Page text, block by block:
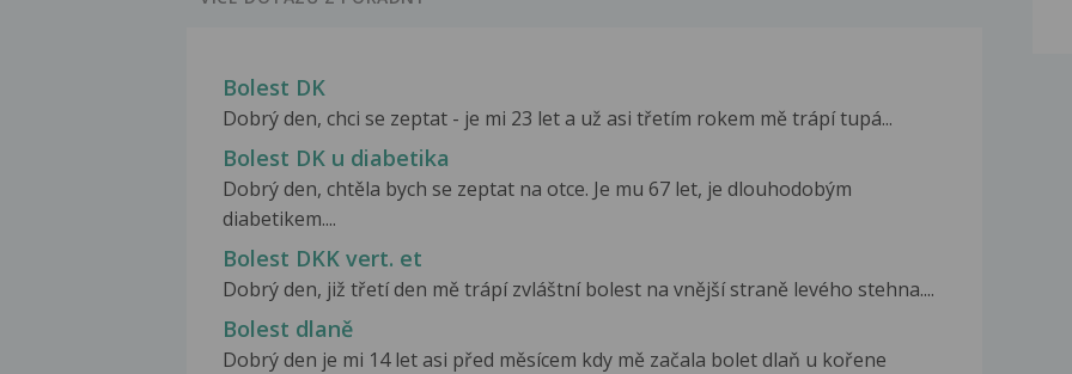
Bolest DK
Dobrý den, chci se zeptat - je mi 23 let a už asi třetím rokem mě trápí tupá...
Bolest DK u diabetika
Dobrý den, chtěla bych se zeptat na otce. Je mu 67 let, je dlouhodobým
diabetikem....
Bolest DKK vert. et
Dobrý den, již třetí den mě trápí zvláštní bolest na vnější straně levého stehna....
Bolest dlaně
Dobrý den je mi 14 let asi před měsícem kdy mě začala bolet dlaň u kořene